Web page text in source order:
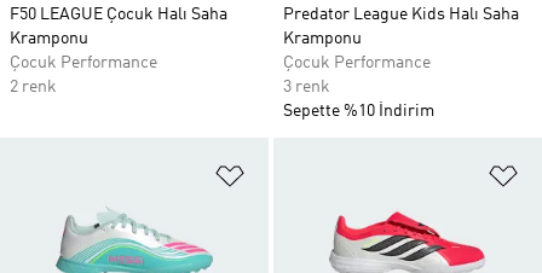
F50 LEAGUE Çocuk Halı Saha
Kramponu
Çocuk Performance
2 renk
Predator League Kids Halı Saha
Kramponu
Çocuk Performance
3 renk
Sepette %10 İndirim